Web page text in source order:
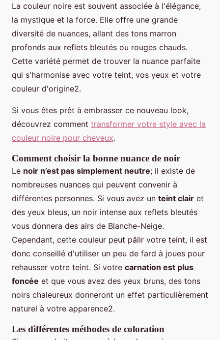
La couleur noire est souvent associée à l'élégance,
la mystique et la force. Elle offre une grande
diversité de nuances, allant des tons marron
profonds aux reflets bleutés ou rouges chauds.
Cette variété permet de trouver la nuance parfaite
qui s'harmonise avec votre teint, vos yeux et votre
couleur d'origine2.
Si vous êtes prêt à embrasser ce nouveau look,
découvrez comment transformer votre style avec la
couleur noire pour cheveux.
Comment choisir la bonne nuance de noir
Le noir n’est pas simplement neutre; il existe de
nombreuses nuances qui peuvent convenir à
différentes personnes. Si vous avez un teint clair et
des yeux bleus, un noir intense aux reflets bleutés
vous donnera des airs de Blanche-Neige.
Cependant, cette couleur peut pâlir votre teint, il est
donc conseillé d'utiliser un peu de fard à joues pour
rehausser votre teint. Si votre carnation est plus
foncée et que vous avez des yeux bruns, des tons
noirs chaleureux donneront un effet particulièrement
naturel à votre apparence2.
Les différentes méthodes de coloration